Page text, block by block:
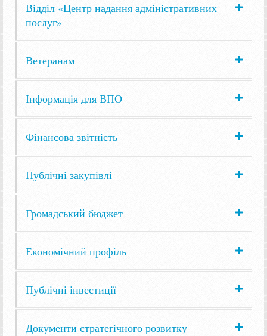
Відділ «Центр надання адміністративних
послуг»
Ветеранам
Інформація для ВПО
Фінансова звітність
Публічні закупівлі
Громадський бюджет
Економічний профіль
Публічні інвестиції
Документи стратегічного розвитку